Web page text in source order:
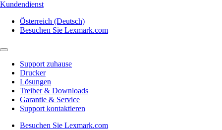
Kundendienst
Österreich (Deutsch)
Besuchen Sie Lexmark.com
Support zuhause
Drucker
Lösungen
Treiber & Downloads
Garantie & Service
Support kontaktieren
Besuchen Sie Lexmark.com